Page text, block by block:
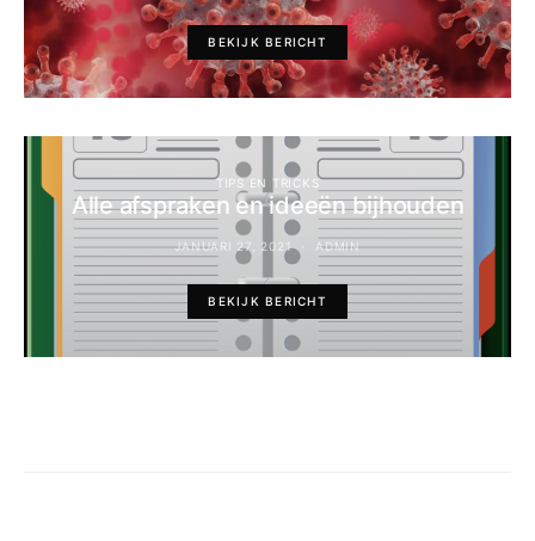
BEKIJK BERICHT
TIPS EN TRICKS
Alle afspraken en ideeën bijhouden
JANUARI 27, 2021 ADMIN
BEKIJK BERICHT